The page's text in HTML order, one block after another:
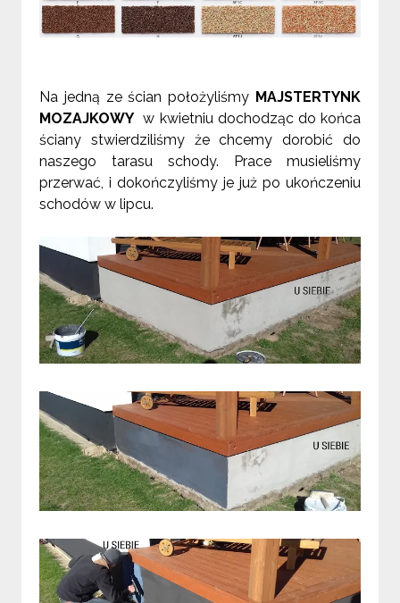
Na jedną ze ścian położyliśmy MAJSTERTYNK
MOZAJKOWY w kwietniu dochodząc do końca
ściany stwierdziliśmy że chcemy dorobić do
naszego tarasu schody. Prace musieliśmy
przerwać, i dokończyliśmy je już po ukończeniu
schodów w lipcu.